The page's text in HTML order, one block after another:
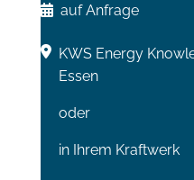
auf Anfrage
KWS Energy
Essen
oder
in Ihrem Kraftwerk